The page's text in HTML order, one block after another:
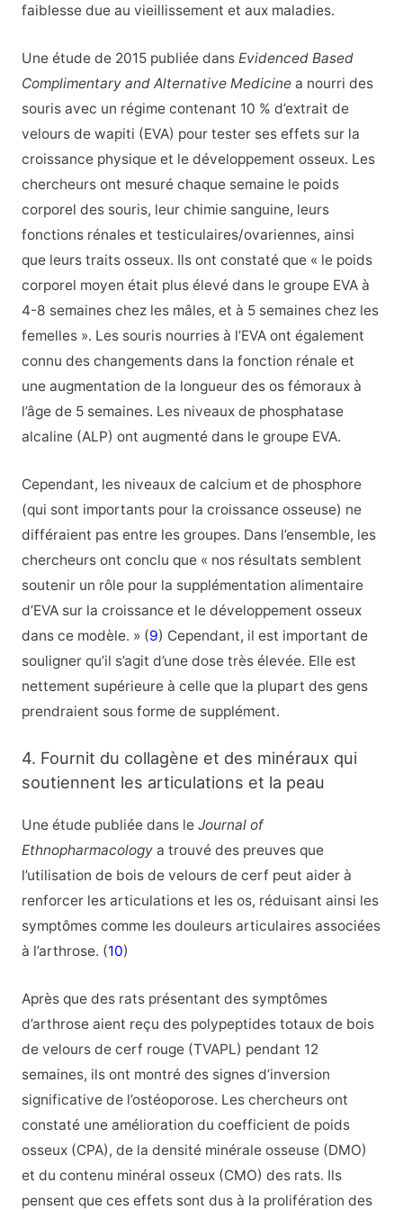
faiblesse due au vieillissement et aux maladies.
Une étude de 2015 publiée dans Evidenced Based
Complimentary and Alternative Medicinea nourri des
souris avec un régime contenant 10 % d’extrait de
velours de wapiti (EVA) pour tester ses effets sur la
croissance physique et le développement osseux. Les
chercheurs ont mesuré chaque semaine le poids
corporel des souris, leur chimie sanguine, leurs
fonctions rénales et testiculaires/ovariennes, ainsi
que leurs traits osseux. Ils ont constaté que « le poids
corporel moyen était plus élevé dans le groupe EVA à
4-8 semaines chez les mâles, et à 5 semaines chez les
femelles ». Les souris nourries à l’EVA ont également
connu des changements dans la fonction rénale et
une augmentation de la longueur des os fémoraux à
l’âge de 5 semaines. Les niveaux de phosphatase
alcaline (ALP) ont augmenté dans le groupe EVA.
Cependant, les niveaux de calcium et de phosphore
(qui sont importants pour la croissance osseuse) ne
différaient pas entre les groupes. Dans l’ensemble, les
chercheurs ont conclu que « nos résultats semblent
soutenir un rôle pour la supplémentation alimentaire
d’EVA sur la croissance et le développement osseux
dans ce modèle. » (9) Cependant, il est important de
souligner qu’il s’agit d’une dose très élevée. Elle est
nettement supérieure à celle que la plupart des gens
prendraient sous forme de supplément.
4. Fournit du collagène et des minéraux qui
soutiennent les articulations et la peau
Une étude publiée dans leJournal of
Ethnopharmacologya trouvé des preuves que
l’utilisation de bois de veloursde cerfpeut aider à
renforcer les articulations et les os, réduisant ainsi les
symptômes comme les douleurs articulaires associées
à l’arthrose. (10)
Après que des rats présentant des symptômes
d’arthrose aient reçu des polypeptides totaux de bois
de veloursde cerf rouge (TVAPL) pendant 12
semaines, ils ont montré des signes d’inversion
significative de l’ostéoporose. Les chercheurs ont
constaté une amélioration du coefficient de poids
osseux (CPA), de la densité minérale osseuse (DMO)
et du contenu minéral osseux (CMO) des rats. Ils
pensent que ces effets sont dus à la prolifération des